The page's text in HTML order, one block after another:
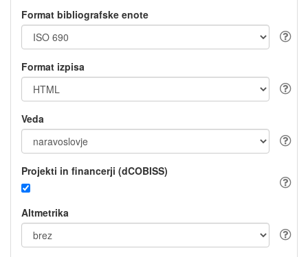
Format bibliografske enote
Format izpisa
Veda
Projekti in financerji (dCOBISS)
Altmetrika